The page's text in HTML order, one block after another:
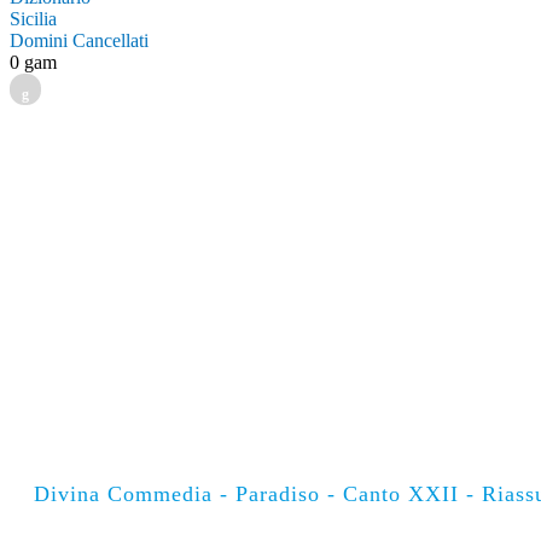
Sicilia
Domini Cancellati
0 gam
g
Divina Commedia - Paradiso - Canto XXII -